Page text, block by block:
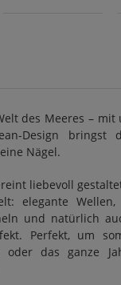
des Meeres – mit
Design bringst
Nägel.
liebevoll
elegante Wellen,
und natürlich
Perfekt, um
oder das ganze